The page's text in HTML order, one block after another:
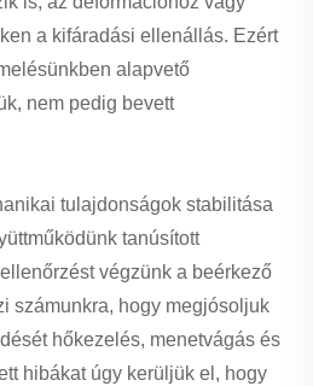
a kifáradási ellenállás. Ezért
alapvető
nem pedig bevett
tulajdonságok stabilitása
tanúsított
végzünk a beérkező
számunkra, hogy megjósoljuk
hőkezelés, menetvágás és
hibákat úgy kerüljük el, hogy